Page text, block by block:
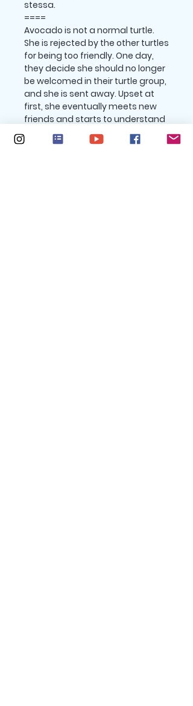
stessa.
====
Avocado is not a normal turtle.
She is rejected by the other turtles
for being too friendly. One day,
they decide she should no longer
be welcomed in their turtle group,
and she is sent away. Upset at
first, she eventually meets new
friends and starts to understand
it doesn't matter what people
want her to be. Join Avocado on